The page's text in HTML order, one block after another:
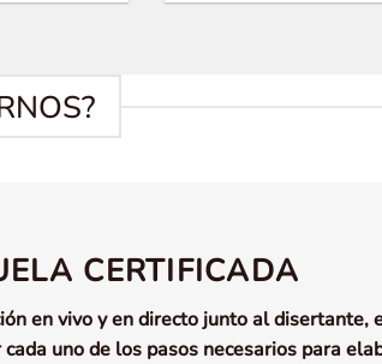
CERTIFICADA
en vivo y en directo junto al disertante,
uno de los pasos necesarios para